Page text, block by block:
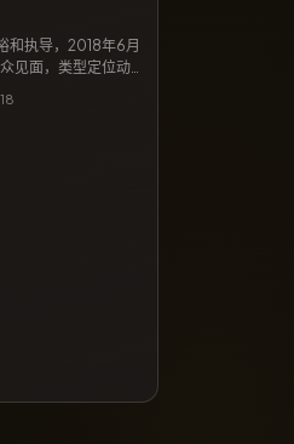
和执导，2018年6月
见面，类型定位动
凡人在极端处境下的